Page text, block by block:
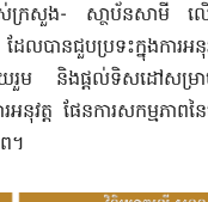
បស់ក្រសួង- សា្ថប័នសាមី
លបានជួបប្រទះក្នុងការអ
រួម និងផ្តល់ទិសដៅសម្រា
អនុវត្ត ផែនការសកម្មភា
។